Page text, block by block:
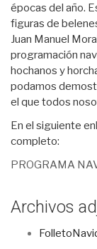
épocas del año.
figuras de
Juan Manuel
programación
hochanos y
podamos
el que todos
En el siguiente
completo:
PROGRAMA
Archivos